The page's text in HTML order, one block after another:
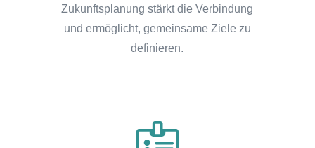
Zukunftsplanung stärkt die Verbindung
und ermöglicht, gemeinsame Ziele zu
definieren.